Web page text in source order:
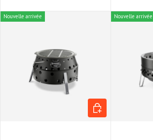
Nouvelle arrivée
AJOUTER AU PANIER
Nouvelle arrivée